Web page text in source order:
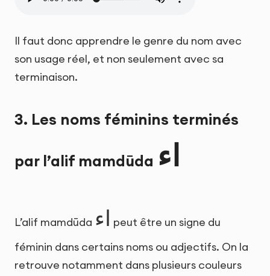
Il faut donc apprendre le genre du nom avec
son usage réel, et non seulement avec sa
terminaison.
3. Les noms féminins terminés
par l’alif mamdūda اء
L’alif mamdūda اء
peut être un signe du
féminin dans certains noms ou adjectifs. On la
retrouve notamment dans plusieurs couleurs